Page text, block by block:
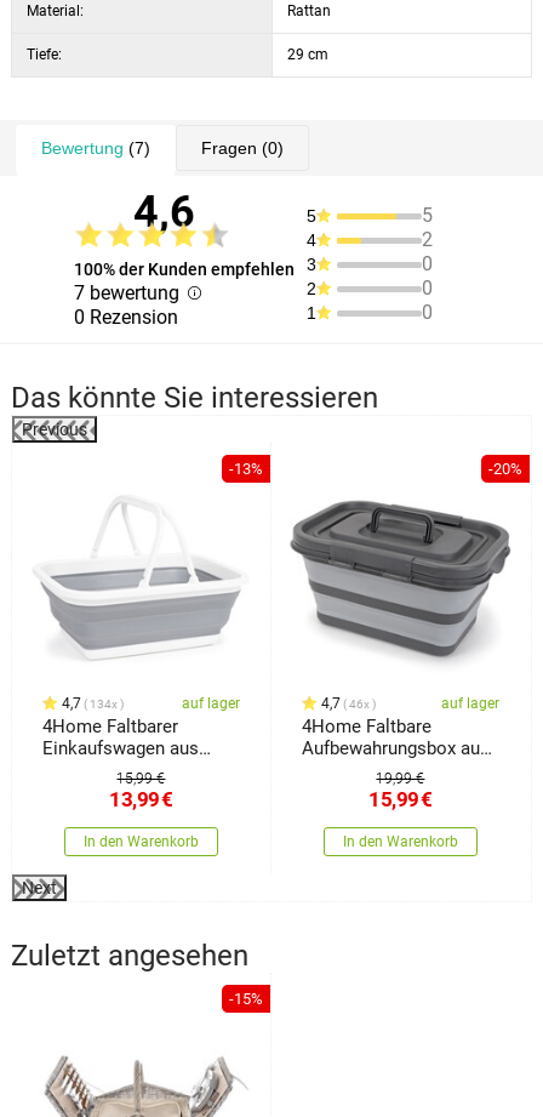
Material: Rattan
Tiefe: 29 cm
Bewertung (7) Fragen (0)
4,6
100% der Kunden empfehlen
7 bewertung
0 Rezension
5 5
4 2
3 0
2 0
1 0
Das könnte Sie interessieren
Previous
-13%
4,7 134x auf lager
4Home Faltbarer
Einkaufswagen aus
Silikon Clean
15,99 €
13,99€
In den Warenkorb
-20%
4,7 46x auf lager
4Home Faltbare
Aufbewahrungsbox aus
Silikon mit Deckel
19,99 €
15,99€
In den Warenkorb
Next
Zuletzt angesehen
-15%